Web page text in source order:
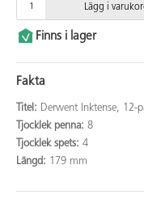
Lägg i
Finns i lager
Fakta
Titel: Derwent Inktense, 12-
Tjocklek penna: 8
Tjocklek spets: 4
Längd: 179 mm